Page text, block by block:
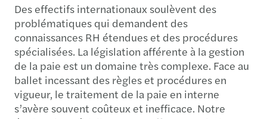
Des effectifs internationaux soulèvent des
problématiques qui demandent des
connaissances RH étendues et des procédures
spécialisées. La législation afférente à la gestion
de la paie est un domaine très complexe. Face au
ballet incessant des règles et procédures en
vigueur, le traitement de la paie en interne
s’avère souvent coûteux et inefficace. Notre